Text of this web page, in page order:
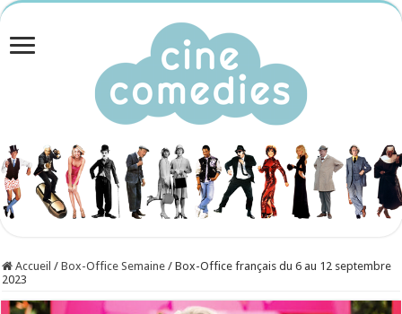
Accueil / Box-Office Semaine / Box-Office français du 6 au 12 septembre
2023